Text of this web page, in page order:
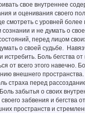
свое внутреннее
и оценивания своего
смотреть с уровней
сознании и не думать о
перед лицом
о своей судьбе.
Боль бегства
от всего этого навечно.
внешнего
страха перед
забытья о своих
забвения и бегства
пространств и